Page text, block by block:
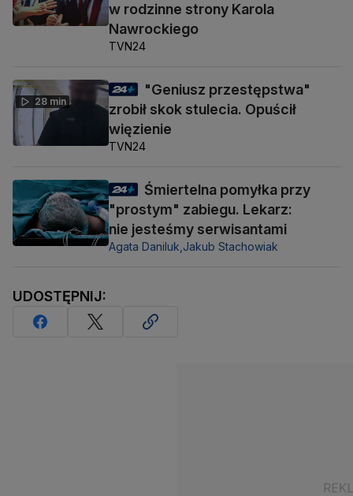
w rodzinne strony Karola
Nawrockiego
TVN24
28 min
"Geniusz przestępstwa"
zrobił skok stulecia. Opuścił
więzienie
TVN24
Śmiertelna pomyłka przy
"prostym" zabiegu. Lekarz:
nie jesteśmy serwisantami
Agata Daniluk, Jakub Stachowiak
UDOSTĘPNIJ: